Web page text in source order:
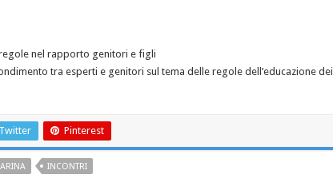
nel rapporto genitori e figli
tra esperti e genitori sul tema delle regole dell’educazione dei
Twitter Pinterest
INCONTRI